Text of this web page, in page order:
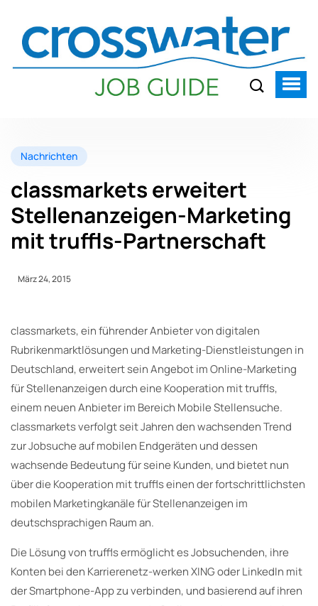
Nachrichten
classmarkets erweitert
Stellenanzeigen-Marketing
mit truffls-Partnerschaft
März 24, 2015
classmarkets, ein führender Anbieter von digitalen
Rubrikenmarktlösungen und Marketing-Dienstleistungen in
Deutschland, erweitert sein Angebot im Online-Marketing
für Stellenanzeigen durch eine Kooperation mit truffls,
einem neuen Anbieter im Bereich Mobile Stellensuche.
classmarkets verfolgt seit Jahren den wachsenden Trend
zur Jobsuche auf mobilen Endgeräten und dessen
wachsende Bedeutung für seine Kunden, und bietet nun
über die Kooperation mit truffls einen der fortschrittlichsten
mobilen Marketingkanäle für Stellenanzeigen im
deutschsprachigen Raum an.
Die Lösung von truffls ermöglicht es Jobsuchenden, ihre
Konten bei den Karrierenetz-werken XING oder LinkedIn mit
der Smartphone-App zu verbinden, und basierend auf ihren